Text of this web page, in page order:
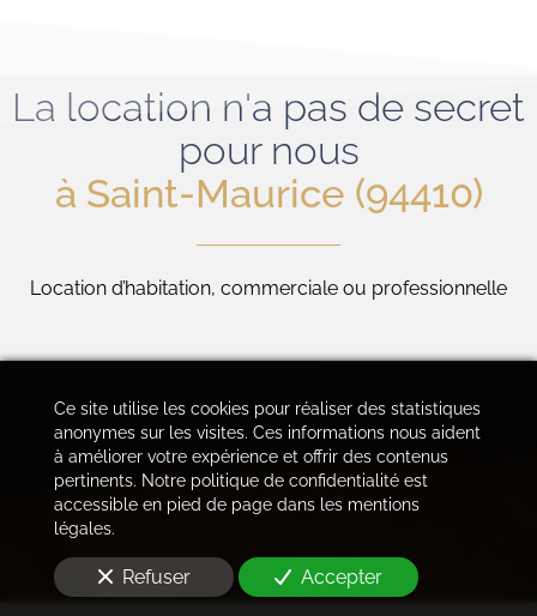
La location n'a pas de secret
pour nous
à Saint-Maurice (94410)
Location d’habitation, commerciale ou professionnelle
Ce site utilise les cookies pour réaliser des statistiques
anonymes sur les visites. Ces informations nous aident
à améliorer votre expérience et offrir des contenus
pertinents. Notre politique de confidentialité est
accessible en pied de page dans les mentions
légales.
Refuser Accepter